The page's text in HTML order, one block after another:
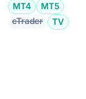
MT4
MT5
cTrader
TV